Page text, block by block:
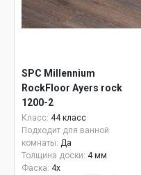
SPC Millennium
RockFloor Аyers rock
1200-2
Класс: 44 класс
Подходит для ванной
комнаты: Да
Толщина доски: 4 мм
Фаска: 4x